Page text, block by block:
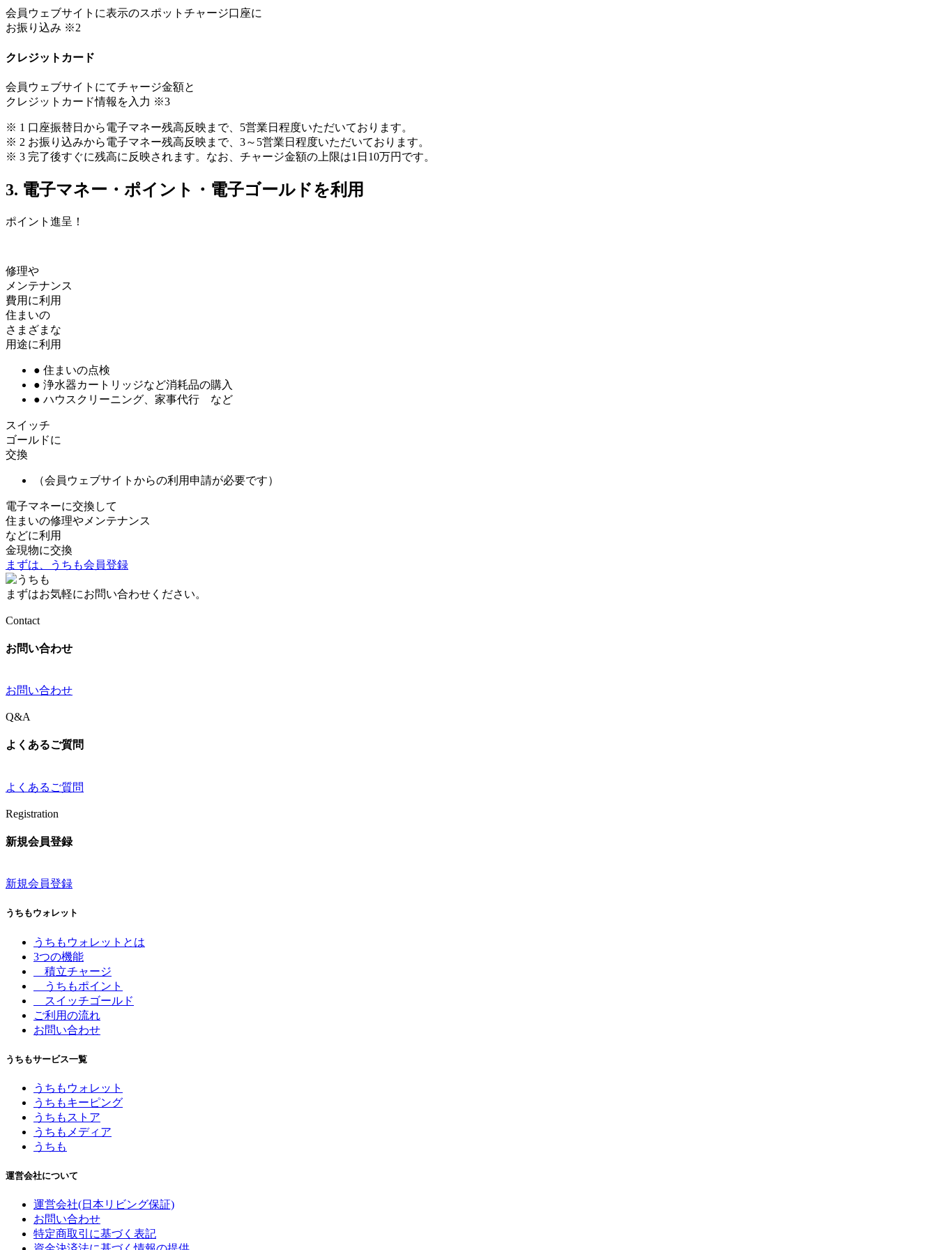
会員ウェブサイトに表示のスポットチャージ口座に
お振り込み ※2
クレジットカード
会員ウェブサイトにてチャージ金額と
クレジットカード情報を入力 ※3
※ 1 口座振替日から電子マネー残高反映まで、5営業日程度いただいております。
※ 2 お振り込みから電子マネー残高反映まで、3～5営業日程度いただいております。
※ 3 完了後すぐに残高に反映されます。なお、チャージ金額の上限は1日10万円です。
3. 電子マネー・ポイント・電子ゴールドを利用
ポイント進呈！
修理や
メンテナンス
費用に利用
住まいの
さまざまな
用途に利用
● 住まいの点検
● 浄水器カートリッジなど消耗品の購入
● ハウスクリーニング、家事代行 など
スイッチ
ゴールドに
交換
（会員ウェブサイトからの利用申請が必要です）
電子マネーに交換して
住まいの修理やメンテナンス
などに利用
金現物に交換
まずは、うちも会員登録
まずはお気軽にお問い合わせください。
Contact
お問い合わせ
お問い合わせ
Q&A
よくあるご質問
よくあるご質問
Registration
新規会員登録
新規会員登録
うちもウォレット
うちもウォレットとは
3つの機能
積立チャージ
うちもポイント
スイッチゴールド
ご利用の流れ
お問い合わせ
うちもサービス一覧
うちもウォレット
うちもキーピング
うちもストア
うちもメディア
うちも
運営会社について
運営会社(日本リビング保証)
お問い合わせ
特定商取引に基づく表記